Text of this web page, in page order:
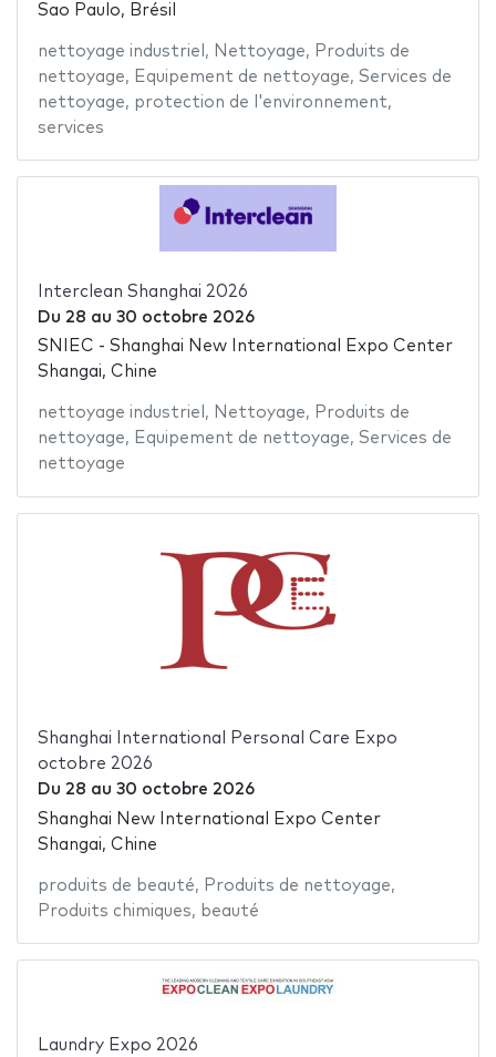
Sao Paulo, Brésil
nettoyage industriel , Nettoyage, Produits de
nettoyage, Equipement de nettoyage, Services de
nettoyage, protection de l'environnement,
services
Interclean Shanghai 2026
Du 28 au 30 octobre 2026
SNIEC - Shanghai New International Expo Center
Shangai, Chine
nettoyage industriel , Nettoyage, Produits de
nettoyage, Equipement de nettoyage, Services de
nettoyage
Shanghai International Personal Care Expo
octobre 2026
Du 28 au 30 octobre 2026
Shanghai New International Expo Center
Shangai, Chine
produits de beauté, Produits de nettoyage,
Produits chimiques, beauté
Laundry Expo 2026